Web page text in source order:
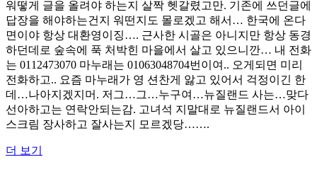
워떻게 글을 올려야 하는지 살짝 헷갈렸고만. 기존에 쓰던글에
답장을 해야하는건지 워떤지도 몰로겠고 해서… 한국에 온다
면이야 항상 대환영이징…. 근사한 시골은 아니지만 항상 동경
하던데로 숲속에 푹 처박힌 마을에서 살고 있으니깐… 내 전화
는 0112473070 마누래는 01063048704번이여.. 오게되면 미리
전화하고.. 요즘 마누래가 영 션찬게 앓고 있어서 걱정이긴 한
데…나아지겠지머. 저그…그…누구여…뉴질랜드 사는…맞다
선아하고는 연락안되는감. 고녀석 지말대로 뉴질랜드서 아이
스크림 장사하고 잘사는지 모르겠당…….
더 보기